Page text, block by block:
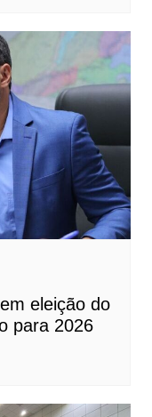
eleição do
para 2026